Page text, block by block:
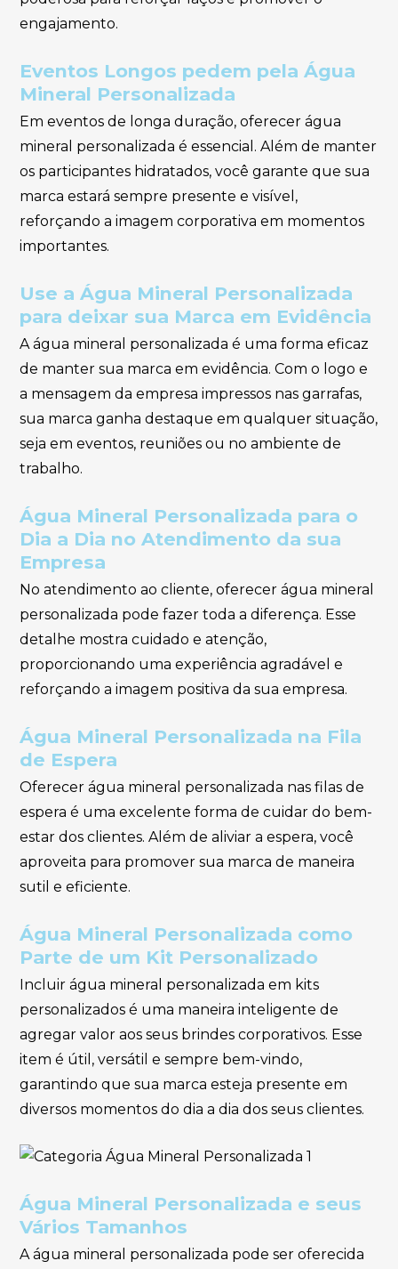
engajamento.
Eventos Longos pedem pela Água
Mineral Personalizada
Em eventos de longa duração, oferecer água
mineral personalizada é essencial. Além de manter
os participantes hidratados, você garante que sua
marca estará sempre presente e visível,
reforçando a imagem corporativa em momentos
importantes.
Use a Água Mineral Personalizada
para deixar sua Marca em Evidência
A água mineral personalizada é uma forma eficaz
de manter sua marca em evidência. Com o logo e
a mensagem da empresa impressos nas garrafas,
sua marca ganha destaque em qualquer situação,
seja em eventos, reuniões ou no ambiente de
trabalho.
Água Mineral Personalizada para o
Dia a Dia no Atendimento da sua
Empresa
No atendimento ao cliente, oferecer água mineral
personalizada pode fazer toda a diferença. Esse
detalhe mostra cuidado e atenção,
proporcionando uma experiência agradável e
reforçando a imagem positiva da sua empresa.
Água Mineral Personalizada na Fila
de Espera
Oferecer água mineral personalizada nas filas de
espera é uma excelente forma de cuidar do bem-
estar dos clientes. Além de aliviar a espera, você
aproveita para promover sua marca de maneira
sutil e eficiente.
Água Mineral Personalizada como
Parte de um Kit Personalizado
Incluir água mineral personalizada em kits
personalizados é uma maneira inteligente de
agregar valor aos seus brindes corporativos. Esse
item é útil, versátil e sempre bem-vindo,
garantindo que sua marca esteja presente em
diversos momentos do dia a dia dos seus clientes.
Água Mineral Personalizada e seus
Vários Tamanhos
A água mineral personalizada pode ser oferecida